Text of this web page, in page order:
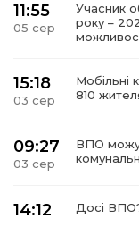
11:55
05 сер
Учасник
року –
15:18
03 сер
Мобільні
810
09:27
03 сер
ВПО
14:12
Досі